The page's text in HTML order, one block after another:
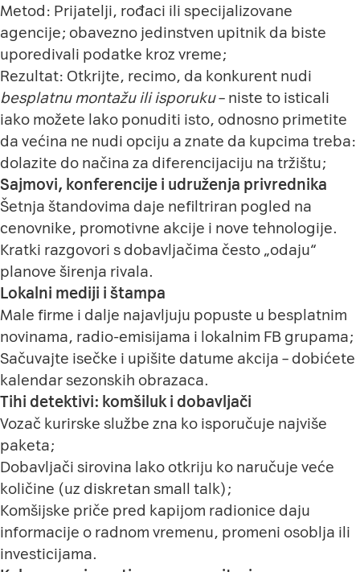
Metod: Prijatelji, rođaci ili specijalizovane
agencije; obavezno jedinstven upitnik da biste
uporedivali podatke kroz vreme;
Rezultat: Otkrijte, recimo, da konkurent nudi
besplatnu montažu ili isporuku– niste to isticali
iako možete lako ponuditi isto, odnosno primetite
da većina ne nudi opciju a znate da kupcima treba:
dolazite do načina za diferencijaciju na tržištu;
Sajmovi, konferencije i udruženja privrednika
Šetnja štandovima daje nefiltriran pogled na
cenovnike, promotivne akcije i nove tehnologije.
Kratki razgovori s dobavljačima često „odaju“
planove širenja rivala.
Lokalni mediji i štampa
Male firme i dalje najavljuju popuste u besplatnim
novinama, radio-emisijama i lokalnim FB grupama;
Sačuvajte isečke i upišite datume akcija – dobićete
kalendar sezonskih obrazaca.
Tihi detektivi: komšiluk i dobavljači
Vozač kurirske službe zna ko isporučuje najviše
paketa;
Dobavljači sirovina lako otkriju ko naručuje veće
količine (uz diskretan small talk);
Komšijske priče pred kapijom radionice daju
informacije o radnom vremenu, promeni osoblja ili
investicijama.